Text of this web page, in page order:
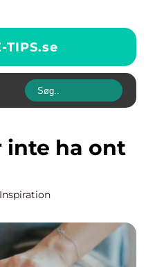
TIPS.se
inte ha ont
Inspiration